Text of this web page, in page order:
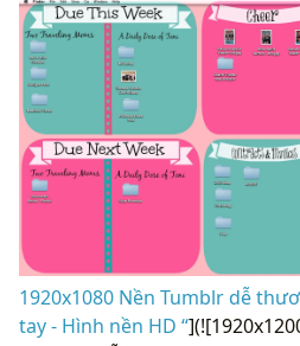
1920x1080 Nền Tumblr dễ
tay - Hình nền HD “